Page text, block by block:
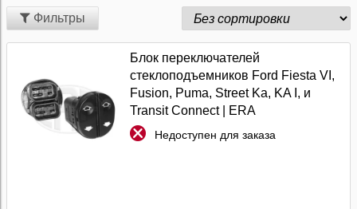
Фильтры
Блок переключателей
стеклоподъемников Ford Fiesta VI,
Fusion, Puma, Street Ka, KA I, и
Transit Connect | ERA
Недоступен для заказа